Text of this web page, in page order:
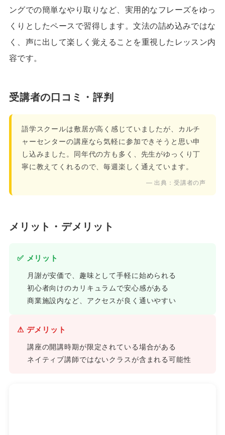
ングでの簡単なやり取りなど、実用的なフレーズをゆっ
くりとしたペースで習得します。文法の詰め込みではな
く、声に出して楽しく覚えることを重視したレッスン内
容です。
受講者の口コミ・評判
語学スクールは敷居が高く感じていましたが、カルチ
ャーセンターの講座なら気軽に参加できそうと思い申
し込みました。同年代の方も多く、先生がゆっくり丁
寧に教えてくれるので、毎週楽しく通えています。
— 出典：受講者の声
メリット・デメリット
✅ メリット
月謝が安価で、趣味として手軽に始められる
初心者向けのカリキュラムで安心感がある
商業施設内など、アクセスが良く通いやすい
⚠ デメリット
講座の開講時期が限定されている場合がある
ネイティブ講師ではないクラスが含まれる可能性